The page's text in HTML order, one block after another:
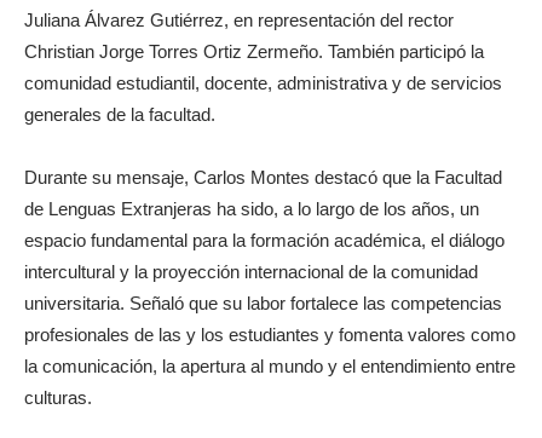
Juliana Álvarez Gutiérrez, en representación del rector
Christian Jorge Torres Ortiz Zermeño. También participó la
comunidad estudiantil, docente, administrativa y de servicios
generales de la facultad.
Durante su mensaje, Carlos Montes destacó que la Facultad
de Lenguas Extranjeras ha sido, a lo largo de los años, un
espacio fundamental para la formación académica, el diálogo
intercultural y la proyección internacional de la comunidad
universitaria. Señaló que su labor fortalece las competencias
profesionales de las y los estudiantes y fomenta valores como
la comunicación, la apertura al mundo y el entendimiento entre
culturas.